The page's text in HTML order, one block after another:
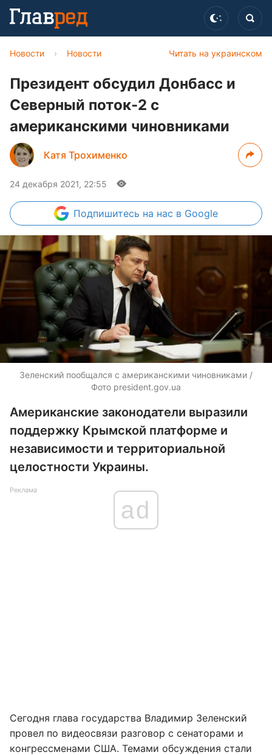
Читать на украинском
Новости › Новости
Президент обсудил Донбасс и
Северный поток-2 с
американскими чиновниками
Катя Трохименко
24 декабря 2021, 22:55
Подпишитесь на нас в Google
Зеленский пообщался с американскими чиновниками /
Фото president.gov.ua
Американские законодатели выразили
поддержку Крымской платформе и
независимости и территориальной
целостности Украины.
Реклама
ad
Сегодня глава государства Владимир Зеленский
провел по видеосвязи разговор с сенаторами и
конгрессменами США. Темами обсуждения стали